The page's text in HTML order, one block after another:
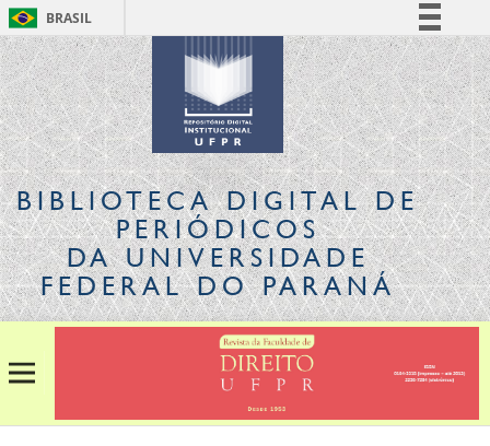
BRASIL
Simplifique!
Comunica BR
Participe
Acesso à informação
Legislação
Canais
BIBLIOTECA DIGITALDE
PERIÓDICOS
DA UNIVERSIDADE
FEDERAL DO PARANÁ